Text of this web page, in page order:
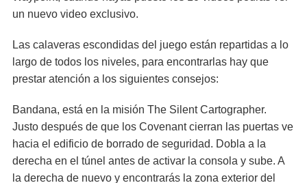
un nuevo video exclusivo.
Las calaveras escondidas del juego están repartidas a lo
largo de todos los niveles, para encontrarlas hay que
prestar atención a los siguientes consejos:
Bandana, está en la misión The Silent Cartographer.
Justo después de que los Covenant cierran las puertas ve
hacia el edificio de borrado de seguridad. Dobla a la
derecha en el túnel antes de activar la consola y sube. A
la derecha de nuevo y encontrarás la zona exterior del